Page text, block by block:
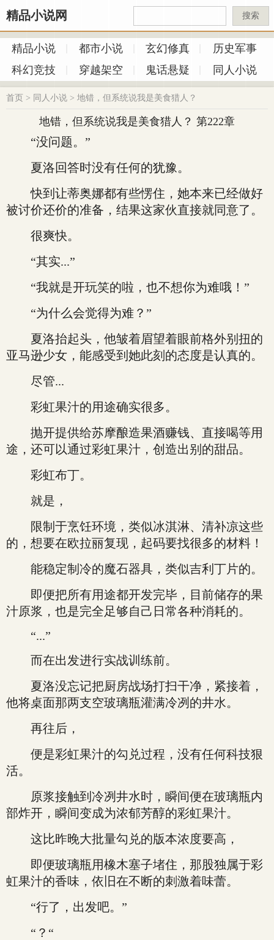
精品小说网 搜索
精品小说 都市小说 玄幻修真
历史军事
科幻竞技
穿越架空 鬼话悬疑 同人小说
首页 > 同人小说 > 地错，但系统说我是美食猎人？
地错，但系统说我是美食猎人？ 第222章
“没问题。”
夏洛回答时没有任何的犹豫。
快到让蒂奥娜都有些愣住，她本来已经做好
被讨价还价的准备，结果这家伙直接就同意了。
很爽快。
“其实...”
“我就是开玩笑的啦，也不想你为难哦！”
“为什么会觉得为难？”
夏洛抬起头，他皱着眉望着眼前格外别扭的
亚马逊少女，能感受到她此刻的态度是认真的。
尽管...
彩虹果汁的用途确实很多。
抛开提供给苏摩酿造果酒赚钱、直接喝等用
途，还可以通过彩虹果汁，创造出别的甜品。
彩虹布丁。
就是，
限制于烹饪环境，类似冰淇淋、清补凉这些
的，想要在欧拉丽复现，起码要找很多的材料！
能稳定制冷的魔石器具，类似吉利丁片的。
即便把所有用途都开发完毕，目前储存的果
汁原浆，也是完全足够自己日常各种消耗的。
“...”
而在出发进行实战训练前。
夏洛没忘记把厨房战场打扫干净，紧接着，
他将桌面那两支空玻璃瓶灌满冷冽的井水。
再往后，
便是彩虹果汁的勾兑过程，没有任何科技狠
活。
原浆接触到冷冽井水时，瞬间便在玻璃瓶内
部炸开，瞬间变成为浓郁芳醇的彩虹果汁。
这比昨晚大批量勾兑的版本浓度要高，
即便玻璃瓶用橡木塞子堵住，那股独属于彩
虹果汁的香味，依旧在不断的刺激着味蕾。
“行了，出发吧。”
“？“